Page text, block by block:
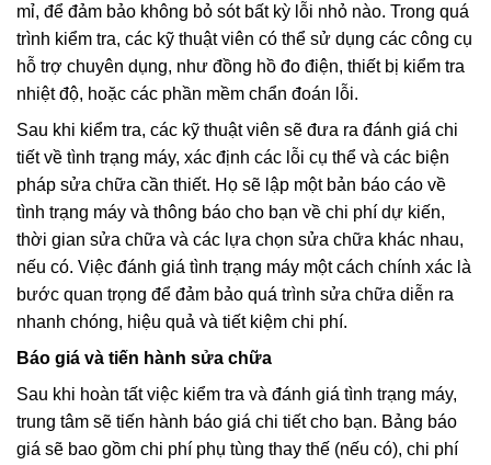
mỉ, để đảm bảo không bỏ sót bất kỳ lỗi nhỏ nào. Trong quá
trình kiểm tra, các kỹ thuật viên có thể sử dụng các công cụ
hỗ trợ chuyên dụng, như đồng hồ đo điện, thiết bị kiểm tra
nhiệt độ, hoặc các phần mềm chẩn đoán lỗi.
Sau khi kiểm tra, các kỹ thuật viên sẽ đưa ra đánh giá chi
tiết về tình trạng máy, xác định các lỗi cụ thể và các biện
pháp sửa chữa cần thiết. Họ sẽ lập một bản báo cáo về
tình trạng máy và thông báo cho bạn về chi phí dự kiến,
thời gian sửa chữa và các lựa chọn sửa chữa khác nhau,
nếu có. Việc đánh giá tình trạng máy một cách chính xác là
bước quan trọng để đảm bảo quá trình sửa chữa diễn ra
nhanh chóng, hiệu quả và tiết kiệm chi phí.
Báo giá và tiến hành sửa chữa
Sau khi hoàn tất việc kiểm tra và đánh giá tình trạng máy,
trung tâm sẽ tiến hành báo giá chi tiết cho bạn. Bảng báo
giá sẽ bao gồm chi phí phụ tùng thay thế (nếu có), chi phí